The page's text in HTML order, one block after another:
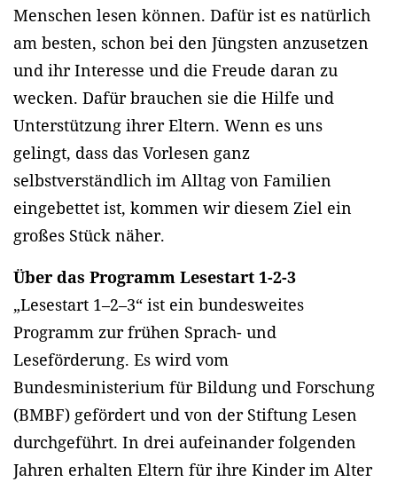
Menschen lesen können. Dafür ist es natürlich
am besten, schon bei den Jüngsten anzusetzen
und ihr Interesse und die Freude daran zu
wecken. Dafür brauchen sie die Hilfe und
Unterstützung ihrer Eltern. Wenn es uns
gelingt, dass das Vorlesen ganz
selbstverständlich im Alltag von Familien
eingebettet ist, kommen wir diesem Ziel ein
großes Stück näher.
Über das Programm Lesestart 1-2-3
„Lesestart 1–2–3“ ist ein bundesweites
Programm zur frühen Sprach- und
Leseförderung. Es wird vom
Bundesministerium für Bildung und Forschung
(BMBF) gefördert und von der Stiftung Lesen
durchgeführt. In drei aufeinander folgenden
Jahren erhalten Eltern für ihre Kinder im Alter